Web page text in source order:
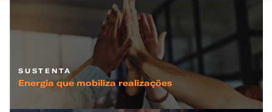
SUSTENTA
Energia que mobiliza realizações